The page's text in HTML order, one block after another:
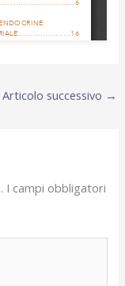
Articolo successivo →
I campi obbligatori